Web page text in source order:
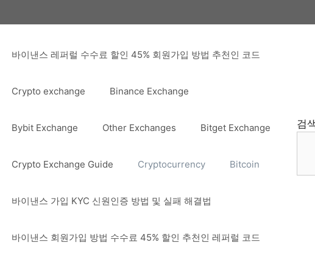
바이낸스 레퍼럴 수수료 할인 45% 회원가입 방법 추천인 코드
Crypto exchange Binance Exchange
Bybit Exchange Other Exchanges Bitget Exchange
Crypto Exchange Guide Cryptocurrency Bitcoin
바이낸스 가입 KYC 신원인증 방법 및 실패 해결법
바이낸스 회원가입 방법 수수료 45% 할인 추천인 레퍼럴 코드
검